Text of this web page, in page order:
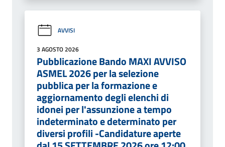
AVVISI
3 AGOSTO 2026
Pubblicazione Bando MAXI AVVISO
ASMEL 2026 per la selezione
pubblica per la formazione e
aggiornamento degli elenchi di
idonei per l'assunzione a tempo
indeterminato e determinato per
diversi profili -Candidature aperte